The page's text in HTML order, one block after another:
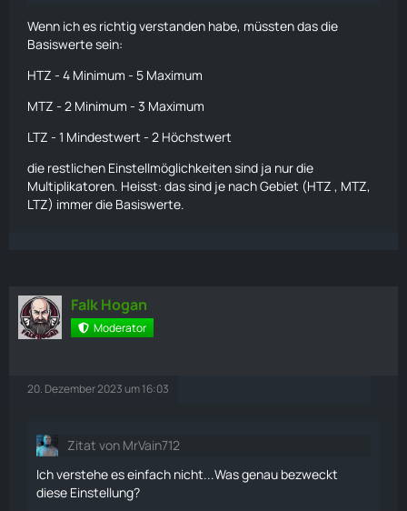
Setting_EncounterExtraCharacterPerPlayerMultiplier,
aber für die Gesamtgröße der Horde.
Setting_EncounterHordeExtraCharacterPlayerCapMul
Setting_EncounterExtraCharacterPlayerCapMultiplier,
Setting_EncounterHordeActivationChanceMultiplier:
Setting_EncounterHordeNoiseCheckCooldownMultip
lier:
Lärm) die Begegnung aktiviert.
Basiswert * Multiplikator.
Der Basiswert wird in Sekunden festgelegt und ist für
jeden Ortstyp unterschiedlich.
Wenn ich es richtig verstanden habe, müssten das die
Basiswerte sein:
HTZ - 4 Minimum - 5 Maximum
MTZ - 2 Minimum - 3 Maximum
LTZ - 1 Mindestwert - 2 Höchstwert
die restlichen Einstellmöglichkeiten sind ja nur die
Multiplikatoren. Heisst: das sind je nach Gebiet (HTZ , MTZ,
LTZ) immer die Basiswerte.
Falk Hogan
Moderator
20. Dezember 2023 um 16:03
Zitat von MrVain712
Ich verstehe es einfach nicht...Was genau bezweckt
diese Einstellung?